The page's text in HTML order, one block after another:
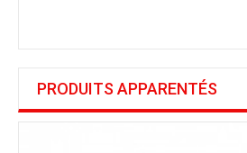
PRODUITS APPARENTÉS